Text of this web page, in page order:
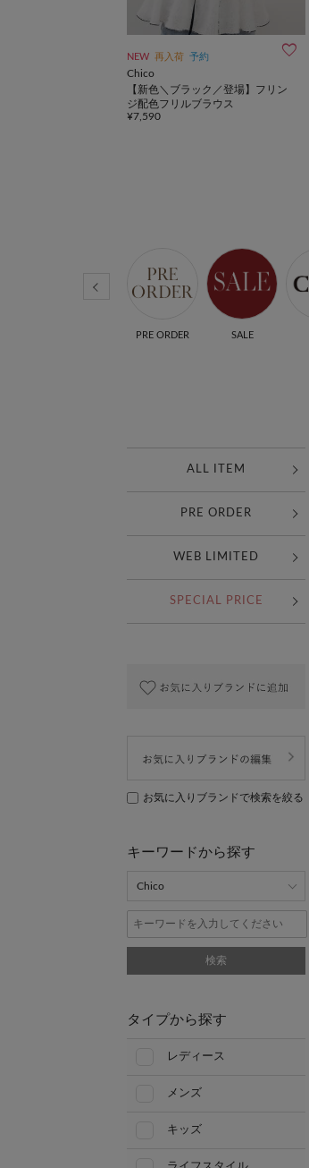
NEW 再入荷 予約
Chico
【新色＼ブラック／登場】フリン
ジ配色フリルブラウス
¥7,590
PRE ORDER SALE
ALL ITEM
PRE ORDER
WEB LIMITED
SPECIAL PRICE
お気に入りブランドで検索を絞る
キーワードから探す
検索
タイプから探す
レディース
メンズ
キッズ